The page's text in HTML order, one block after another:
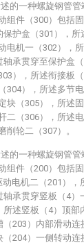
的一种螺旋钢管
组件（300）包括
保护盒（301），所
电机一（302），
轴承贯穿至保护盒
），所述衔接板
304），所述多节
块（305），所述
二（306），所述电
削轮二（307）。
的一种螺旋钢管
组件（200）包括
动电机二（201）
轴承贯穿竖板（4
所述竖板（4）顶部
（203）内部滑动连
（204）一侧转动